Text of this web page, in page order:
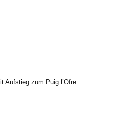
Aufstieg zum Puig l’Ofre